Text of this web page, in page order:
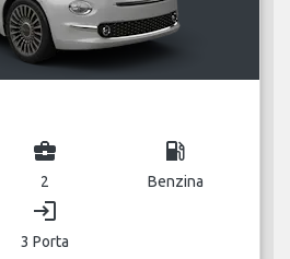
business_center
2
local_gas_station
Benzina
login
3 Porta